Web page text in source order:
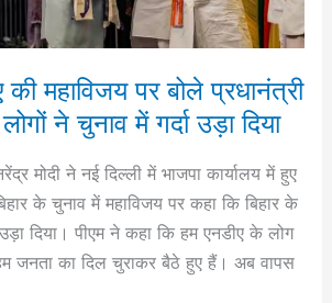
की महाविजय पर बोले प्रधानंत्री
ने चुनाव में गर्दा उड़ा दिया
मोदी ने नई दिल्ली में भाजपा कार्यालय में हुए
के चुनाव में महाविजय पर कहा कि बिहार के
उड़ा दिया। पीएम ने कहा कि हम एनडीए के लोग
का दिल चुराकर बैठे हुए हैं। अब वापस